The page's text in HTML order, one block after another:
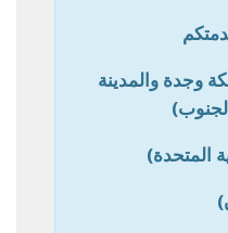
وجدة والمدينة
المتحدة)